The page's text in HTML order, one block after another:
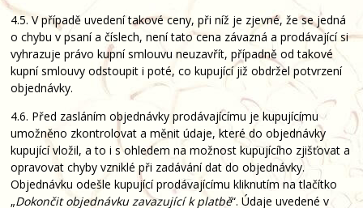
4.5. V případě uvedení takové ceny, při níž je zjevné, že se jedná
o chybu v psaní a číslech, není tato cena závazná a prodávající si
vyhrazuje právo kupní smlouvu neuzavřít, případně od takové
kupní smlouvy odstoupit i poté, co kupující již obdržel potvrzení
objednávky.
4.6. Před zasláním objednávky prodávajícímu je kupujícímu
umožněno zkontrolovat a měnit údaje, které do objednávky
kupující vložil, a to i s ohledem na možnost kupujícího zjišťovat a
opravovat chyby vzniklé při zadávání dat do objednávky.
Objednávku odešle kupující prodávajícímu kliknutím na tlačítko
„Dokončit objednávku zavazující k platbě“. Údaje uvedené v